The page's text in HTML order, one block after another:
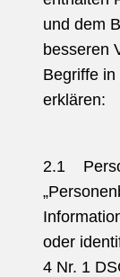
und dem
besseren
Begriffe
erklären:
2.1
oder
4 Nr. 1